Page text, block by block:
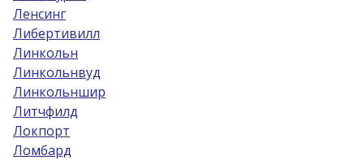
Ленсинг
Либертивилл
Линкольн
Линкольнвуд
Линкольншир
Литчфилд
Локпорт
Ломбард